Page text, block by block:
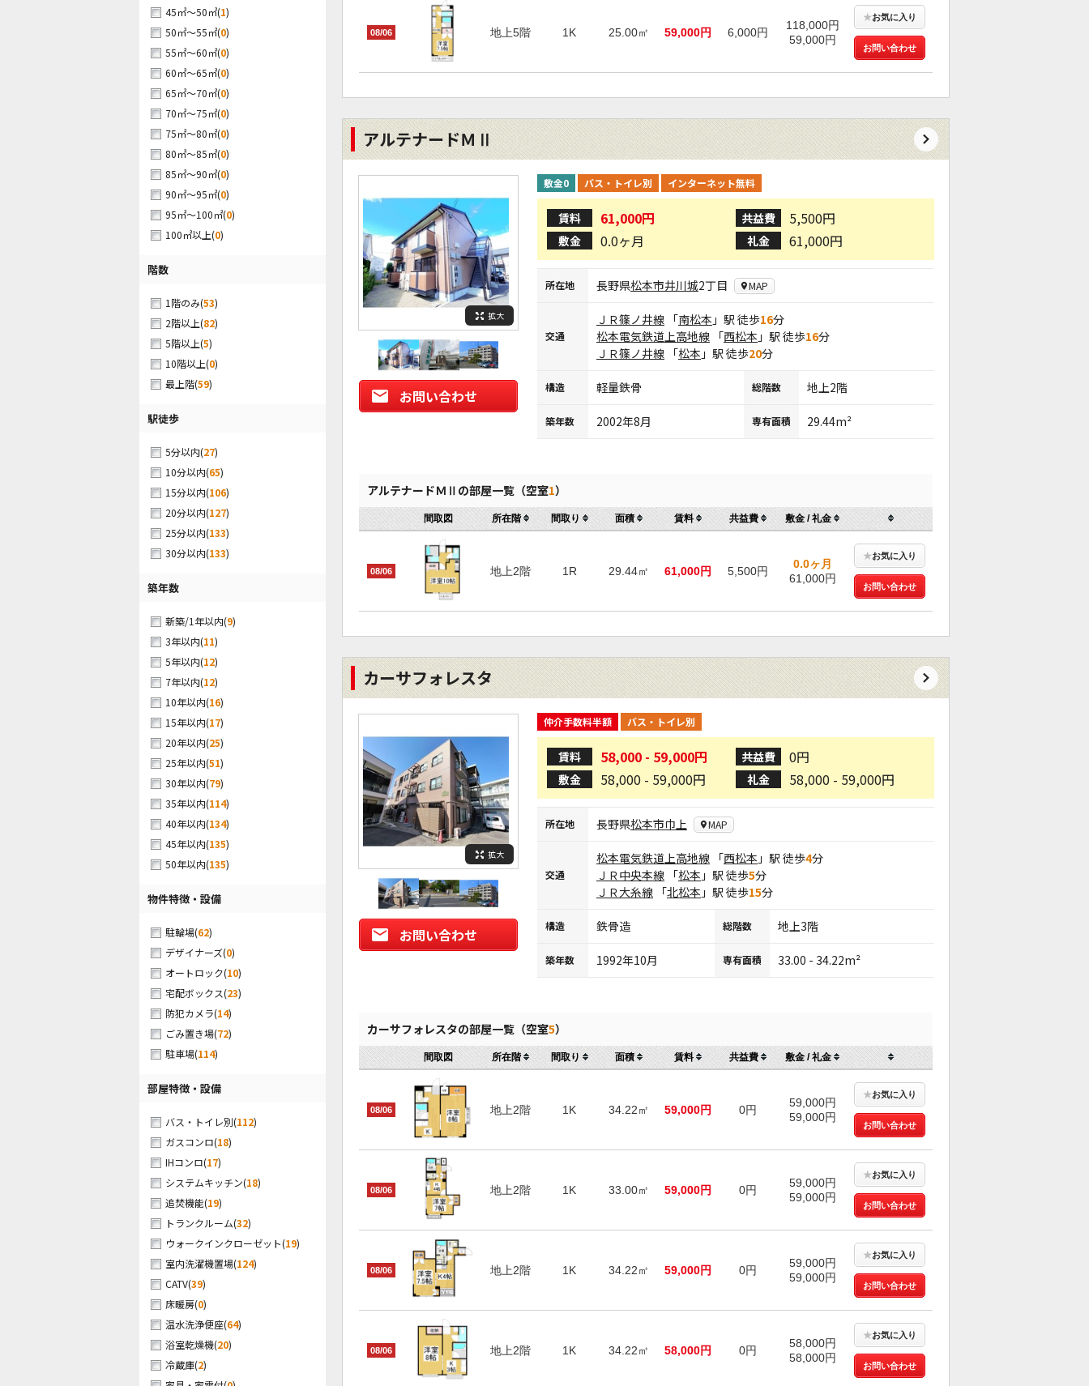
45㎡～50㎡(1)
50㎡～55㎡(0)
55㎡～60㎡(0)
60㎡～65㎡(0)
65㎡～70㎡(0)
70㎡～75㎡(0)
75㎡～80㎡(0)
80㎡～85㎡(0)
85㎡～90㎡(0)
90㎡～95㎡(0)
95㎡～100㎡(0)
100㎡以上(0)
階数
1階のみ(53)
2階以上(82)
5階以上(5)
10階以上(0)
最上階(59)
駅徒歩
5分以内(27)
10分以内(65)
15分以内(106)
20分以内(127)
25分以内(133)
30分以内(133)
築年数
新築/1年以内(9)
3年以内(11)
5年以内(12)
7年以内(12)
10年以内(16)
15年以内(17)
20年以内(25)
25年以内(51)
30年以内(79)
35年以内(114)
40年以内(134)
45年以内(135)
50年以内(135)
物件特徴・設備
駐輪場(62)
デザイナーズ(0)
オートロック(10)
宅配ボックス(23)
防犯カメラ(14)
ごみ置き場(72)
駐車場(114)
部屋特徴・設備
バス・トイレ別(112)
ガスコンロ(18)
IHコンロ(17)
システムキッチン(18)
追焚機能(19)
トランクルーム(32)
ウォークインクローゼット(19)
室内洗濯機置場(124)
CATV(39)
床暖房(0)
温水洗浄便座(64)
浴室乾燥機(20)
冷蔵庫(2)
08/06 地上5階 1K 25.00㎡ 59,000円 6,000円
118,000円
59,000円
★お気に入り
お問い合わせ
アルテナードＭⅡ
拡大
お問い合わせ
敷金0 バス・トイレ別 インターネット無料
賃料 61,000円 共益費 5,500円
敷金 0.0ヶ月 礼金 61,000円
所在地 長野県松本市井川城2丁目 MAP
交通
ＪＲ篠ノ井線 「南松本 」駅 徒歩16分
松本電気鉄道上高地線 「西松本 」駅 徒歩16分
ＪＲ篠ノ井線 「松本 」駅 徒歩20分
構造 軽量鉄骨 総階数 地上2階
築年数 2002年8月 専有面積 29.44m²
アルテナードＭⅡの部屋一覧（空室1）
間取図 所在階 間取り 面積 賃料 共益費 敷金 / 礼金
08/06 地上2階 1R 29.44㎡ 61,000円 5,500円
0.0ヶ月
61,000円
★お気に入り
お問い合わせ
カーサフォレスタ
拡大
お問い合わせ
仲介手数料半額 バス・トイレ別
賃料 58,000 - 59,000円 共益費 0円
敷金 58,000 - 59,000円 礼金 58,000 - 59,000円
所在地 長野県松本市巾上 MAP
交通
松本電気鉄道上高地線 「西松本 」駅 徒歩4分
ＪＲ中央本線 「松本 」駅 徒歩5分
ＪＲ大糸線 「北松本 」駅 徒歩15分
構造 鉄骨造 総階数 地上3階
築年数 1992年10月 専有面積 33.00 - 34.22m²
カーサフォレスタの部屋一覧（空室5）
間取図 所在階 間取り 面積 賃料 共益費 敷金 / 礼金
08/06 地上2階 1K 34.22㎡ 59,000円 0円
59,000円
59,000円
★お気に入り
お問い合わせ
08/06 地上2階 1K 33.00㎡ 59,000円 0円
59,000円
59,000円
★お気に入り
お問い合わせ
08/06 地上2階 1K 34.22㎡ 59,000円 0円
59,000円
59,000円
★お気に入り
お問い合わせ
08/06 地上2階 1K 34.22㎡ 58,000円 0円
58,000円
58,000円
★お気に入り
お問い合わせ